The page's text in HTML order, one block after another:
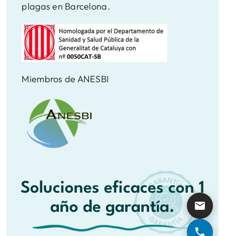
Soluciones eficaces con 1
año de garantía.
plagas en Barcelona.
Miembros de ANESBI